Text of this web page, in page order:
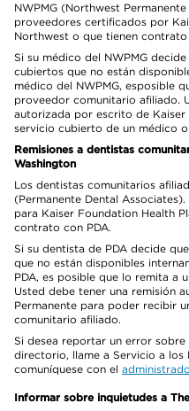
NWPMG (Northwest
proveedores certificados por
Northwest o que tienen contrato
Si su médico del NWPMG
cubiertos que no están
médico del NWPMG, esposible
proveedor comunitario afiliado.
autorizada por escrito de
servicio cubierto de un médico
Remisiones a dentistas
Washington
Los dentistas comunitarios
(Permanente Dental
para Kaiser Foundation Health
contrato con PDA.
Si su dentista de PDA decide
que no están disponibles
PDA, es posible que lo remita a
Usted debe tener una remisión
Permanente para poder recibir
comunitario afiliado.
Si desea reportar un error
directorio, llame a Servicio a
comuníquese con el
Informar sobre inquietudes a